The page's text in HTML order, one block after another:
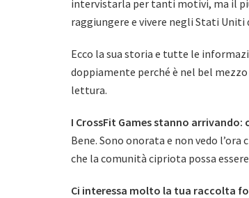
intervistarla per tanti motivi, ma il
raggiungere e vivere negli Stati Uniti
Ecco la sua storia e tutte le
doppiamente perché è nel bel
lettura.
I CrossFit Games stanno arrivando:
Bene. Sono onorata e non vedo
che la comunità cipriota possa
Ci interessa molto la tua raccolta